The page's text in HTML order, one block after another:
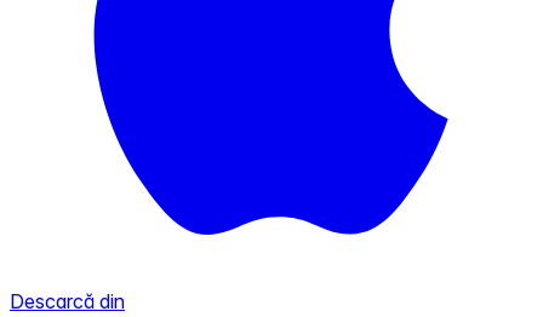
Descarcă din